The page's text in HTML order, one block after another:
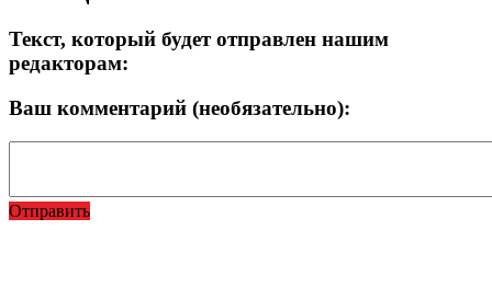
Текст, который будет отправлен нашим
редакторам:
Ваш комментарий (необязательно):
Отправить